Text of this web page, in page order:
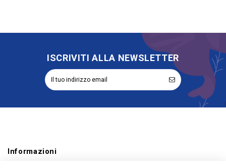
Evento
Comunione
Oggetto Decorativo
Riordinabile No
ISCRIVITI ALLA NEWSLETTER
Informazioni